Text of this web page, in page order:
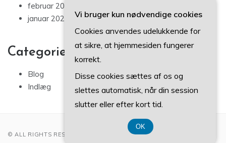
februar 2021
januar 2021
Categories
Blog
Indlæg
© ALL RIGHTS RESERVED 2022
Vi bruger kun nødvendige cookies
Cookies anvendes udelukkende for
at sikre, at hjemmesiden fungerer
korrekt.
Disse cookies sættes af os og
slettes automatisk, når din session
slutter eller efter kort tid.
OK